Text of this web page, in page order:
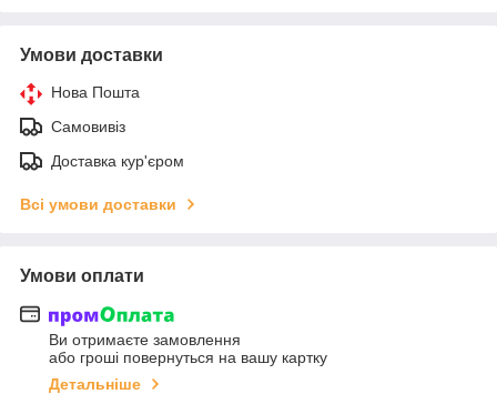
Умови доставки
Нова Пошта
Самовивіз
Доставка кур'єром
Всі умови доставки
Умови оплати
Ви отримаєте замовлення
або гроші повернуться на вашу картку
Детальніше